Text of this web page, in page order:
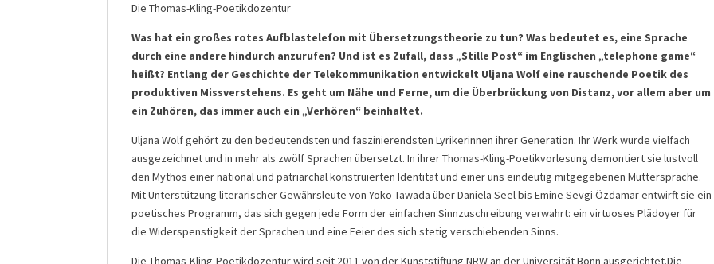
Die Thomas-Kling-Poetikdozentur
Was hat ein großes rotes Aufblastelefon mit Übersetzungstheorie zu tun? Was bedeutet es, eine Sprache
durch eine andere hindurch anzurufen? Und ist es Zufall, dass „Stille Post“ im Englischen „telephone game“
heißt? Entlang der Geschichte der Telekommunikation entwickelt Uljana Wolf eine rauschende Poetik des
produktiven Missverstehens. Es geht um Nähe und Ferne, um die Überbrückung von Distanz, vor allem aber um
ein Zuhören, das immer auch ein „Verhören“ beinhaltet.
Uljana Wolf gehört zu den bedeutendsten und faszinierendsten Lyrikerinnen ihrer Generation. Ihr Werk wurde vielfach
ausgezeichnet und in mehr als zwölf Sprachen übersetzt. In ihrer Thomas-Kling-Poetikvorlesung demontiert sie lustvoll
den Mythos einer national und patriarchal konstruierten Identität und einer uns eindeutig mitgegebenen Muttersprache.
Mit Unterstützung literarischer Gewährsleute von Yoko Tawada über Daniela Seel bis Emine Sevgi Özdamar entwirft sie ein
poetisches Programm, das sich gegen jede Form der einfachen Sinnzuschreibung verwahrt: ein virtuoses Plädoyer für
die Widerspenstigkeit der Sprachen und eine Feier des sich stetig verschiebenden Sinns.
Die Thomas-Kling-Poetikdozentur wird seit 2011 von der Kunststiftung NRW an der Universität Bonn ausgerichtet.Die